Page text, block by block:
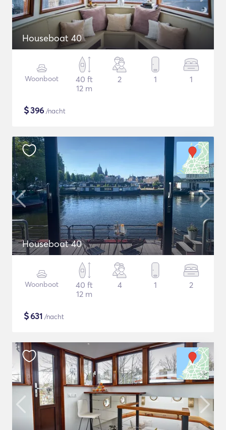
Houseboat 40
Woonboot
40 ft
12 m
2 1 1
$396 /nacht
Houseboat 40
Woonboot
40 ft
12 m
4 1 2
$631 /nacht